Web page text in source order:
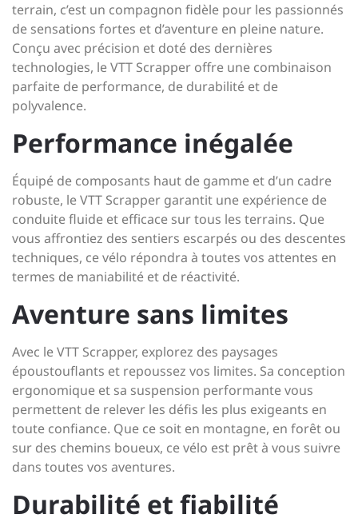
terrain, c’est un compagnon fidèle pour les passionnés
de sensations fortes et d’aventure en pleine nature.
Conçu avec précision et doté des dernières
technologies, le VTT Scrapper offre une combinaison
parfaite de performance, de durabilité et de
polyvalence.
Performance inégalée
Équipé de composants haut de gamme et d’un cadre
robuste, le VTT Scrapper garantit une expérience de
conduite fluide et efficace sur tous les terrains. Que
vous affrontiez des sentiers escarpés ou des descentes
techniques, ce vélo répondra à toutes vos attentes en
termes de maniabilité et de réactivité.
Aventure sans limites
Avec le VTT Scrapper, explorez des paysages
époustouflants et repoussez vos limites. Sa conception
ergonomique et sa suspension performante vous
permettent de relever les défis les plus exigeants en
toute confiance. Que ce soit en montagne, en forêt ou
sur des chemins boueux, ce vélo est prêt à vous suivre
dans toutes vos aventures.
Durabilité et fiabilité